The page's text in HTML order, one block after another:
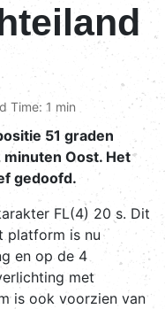
Time: 1 min
51 graden
Oost. Het
gedoofd.
FL(4) 20 s. Dit
platform is nu
en op de 4
met
is ook voorzien van